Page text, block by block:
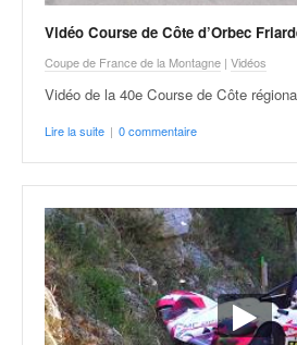
Vidéo Course de Côte d’Orbec
Coupe de France de la Montagne | Vidéos
Vidéo de la 40e Course de Côte
Lire la suite | 0 commentaire